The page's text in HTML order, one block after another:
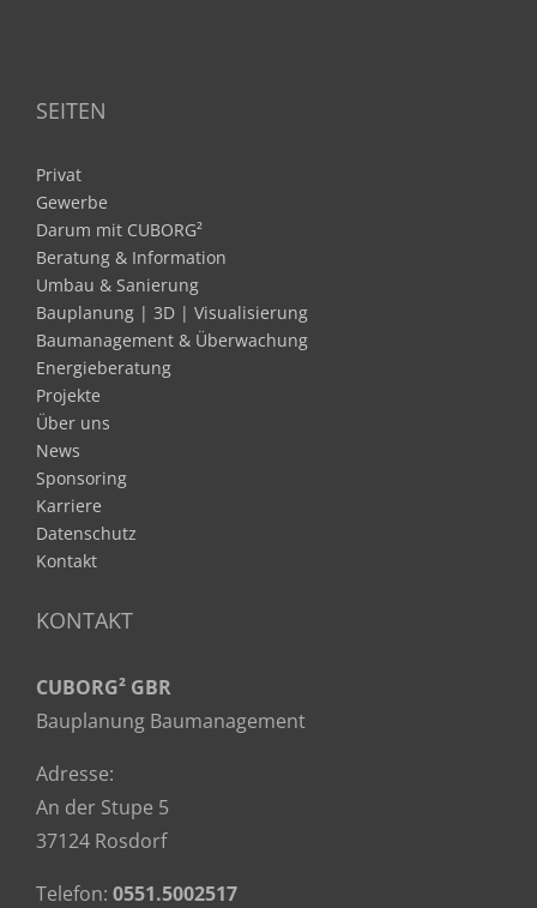
SEITEN
Privat
Gewerbe
Darum mit CUBORG²
Beratung & Information
Umbau & Sanierung
Bauplanung | 3D | Visualisierung
Baumanagement & Überwachung
Energieberatung
Projekte
Über uns
News
Sponsoring
Karriere
Datenschutz
Kontakt
KONTAKT
CUBORG² GBR
Bauplanung Baumanagement
Adresse:
An der Stupe 5
37124 Rosdorf
Telefon: 0551.5002517